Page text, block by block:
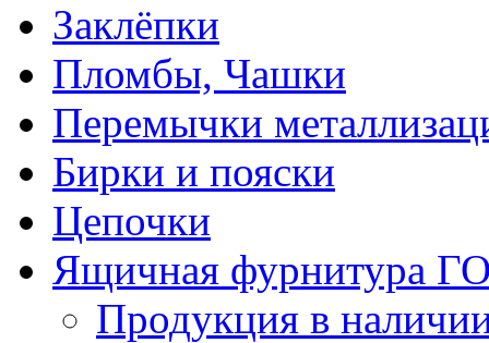
Заклёпки
Пломбы, Чашки
Перемычки
Бирки и пояски
Цепочки
Ящичная фурнитура
Продукция в